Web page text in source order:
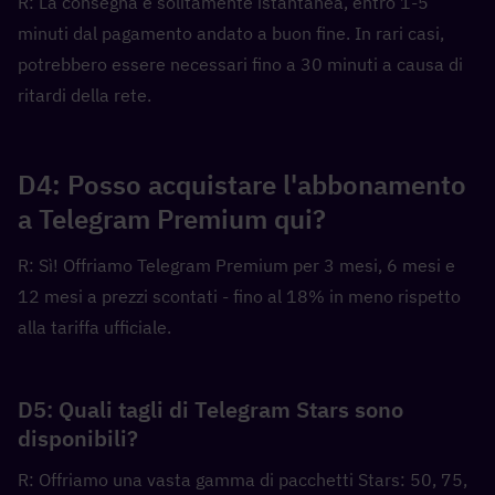
minuti dal pagamento andato a buon fine. In rari casi,
potrebbero essere necessari fino a 30 minuti a causa di
ritardi della rete.
D4: Posso acquistare l'abbonamento
a Telegram Premium qui?
R: Sì! Offriamo Telegram Premium per 3 mesi, 6 mesi e
12 mesi a prezzi scontati - fino al 18% in meno rispetto
alla tariffa ufficiale.
D5: Quali tagli di Telegram Stars sono
disponibili?
R: Offriamo una vasta gamma di pacchetti Stars: 50, 75,